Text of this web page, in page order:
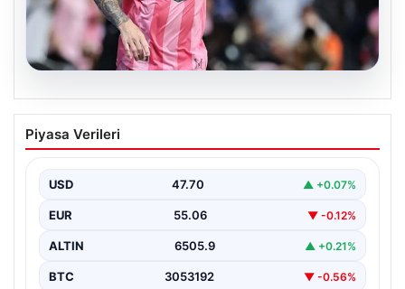
06.08.2026
Dünya Kupası sonrası da durmuyor!
Messi yapacağını yaptı
Piyasa Verileri
USD 47.70 ▲ +0.07%
EUR 55.06 ▼ -0.12%
ALTIN 6505.9 ▲ +0.21%
BTC 3053192 ▼ -0.56%